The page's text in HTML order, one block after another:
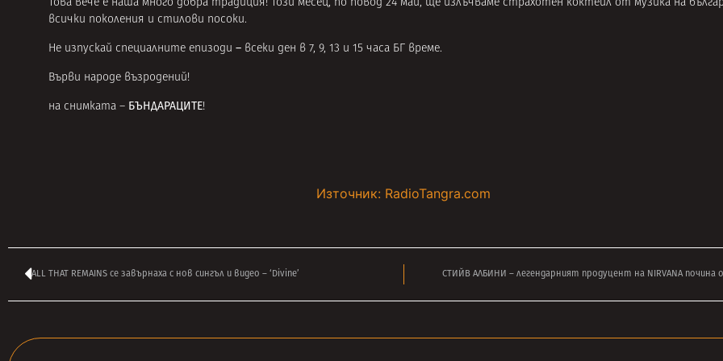
Това вече е наша много добра традиция! Този месец, по повод 24 май, ще излъчваме страхотен коктейл от музика на
всички поколения и стилови посоки.
Не изпускай специалните епизоди – всеки ден в 7, 9, 13 и 15 часа БГ време.
Върви народе възродений!
на снимката – БЪНДАРАЦИТЕ!
Източник: RadioTangra.com
ALL THAT REMAINS се завърнаха с нов сингъл и видео – ‘Divine’ СТИЙВ АЛБИНИ – легендарният продуцент на NIRVANA